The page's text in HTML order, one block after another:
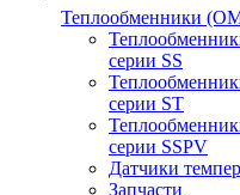
Теплообменники
серии SS
серии ST
серии SSPV
Датчики
Запчасти